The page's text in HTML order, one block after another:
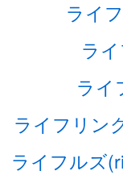
ライ
ラ
ライ
ライフリン
ライフルズ